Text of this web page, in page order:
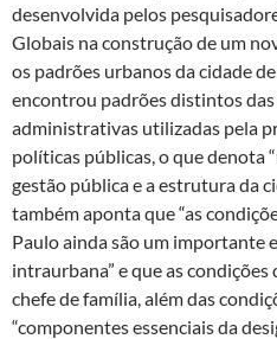
desenvolvida pelos
Globais na construção de um
os padrões urbanos da cidade
encontrou padrões distintos
administrativas utilizadas pela
políticas públicas, o que denota
gestão pública e a estrutura da
também aponta que “as
Paulo ainda são um importante
intraurbana” e que as
chefe de família, além das
“componentes essenciais da